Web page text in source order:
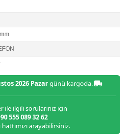
2026 Pazargünü kargoda.
ile ilgili sorularınız için
555 089 32 62
arayabilirsiniz.